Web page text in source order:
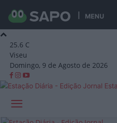
MENU
25.6 C
Viseu
Domingo, 9 de Agosto de 2026